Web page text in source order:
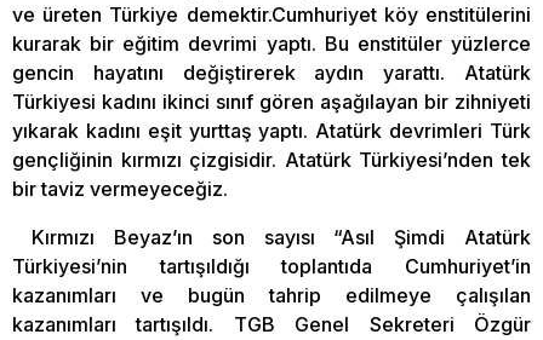
ve üreten Türkiye demektir.Cumhuriyet köy enstitülerini
kurarak bir eğitim devrimi yaptı. Bu enstitüler yüzlerce
gencin hayatını değiştirerek aydın yarattı. Atatürk
Türkiyesi kadını ikinci sınıf gören aşağılayan bir zihniyeti
yıkarak kadını eşit yurttaş yaptı. Atatürk devrimleri Türk
gençliğinin kırmızı çizgisidir. Atatürk Türkiyesi’nden tek
bir taviz vermeyeceğiz.
Kırmızı Beyaz’ın son sayısı “Asıl Şimdi Atatürk
Türkiyesi’nin tartışıldığı toplantıda Cumhuriyet’in
kazanımları ve bugün tahrip edilmeye çalışılan
kazanımları tartışıldı. TGB Genel Sekreteri Özgür